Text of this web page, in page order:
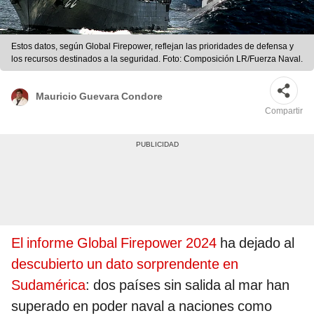
Estos datos, según Global Firepower, reflejan las prioridades de defensa y
los recursos destinados a la seguridad. Foto: Composición LR/Fuerza Naval.
Mauricio Guevara Condore
Compartir
El informe Global Firepower 2024 ha dejado al
descubierto un dato sorprendente en
Sudamérica: dos países sin salida al mar han
superado en poder naval a naciones como